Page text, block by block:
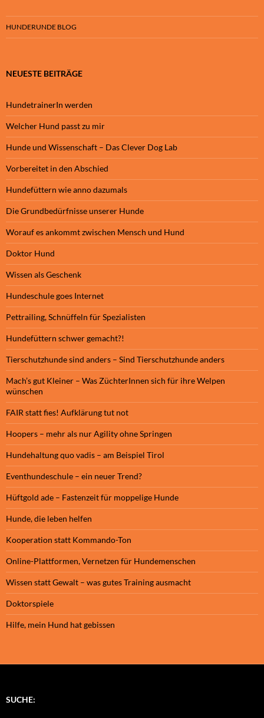
HUNDERUNDE BLOG
NEUESTE BEITRÄGE
HundetrainerIn werden
Welcher Hund passt zu mir
Hunde und Wissenschaft – Das Clever Dog Lab
Vorbereitet in den Abschied
Hundefüttern wie anno dazumals
Die Grundbedürfnisse unserer Hunde
Worauf es ankommt zwischen Mensch und Hund
Doktor Hund
Wissen als Geschenk
Hundeschule goes Internet
Pettrailing, Schnüffeln für Spezialisten
Hundefüttern schwer gemacht?!
Tierschutzhunde sind anders – Sind Tierschutzhunde anders
Mach’s gut Kleiner – Was ZüchterInnen sich für ihre Welpen
wünschen
FAIR statt fies! Aufklärung tut not
Hoopers – mehr als nur Agility ohne Springen
Hundehaltung quo vadis – am Beispiel Tirol
Eventhundeschule – ein neuer Trend?
Hüftgold ade – Fastenzeit für moppelige Hunde
Hunde, die leben helfen
Kooperation statt Kommando-Ton
Online-Plattformen, Vernetzen für Hundemenschen
Wissen statt Gewalt – was gutes Training ausmacht
Doktorspiele
Hilfe, mein Hund hat gebissen
SUCHE: